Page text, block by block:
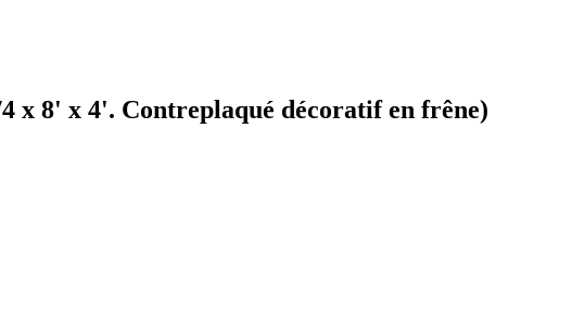
x 8' x 4'. Contreplaqué décoratif en frêne)